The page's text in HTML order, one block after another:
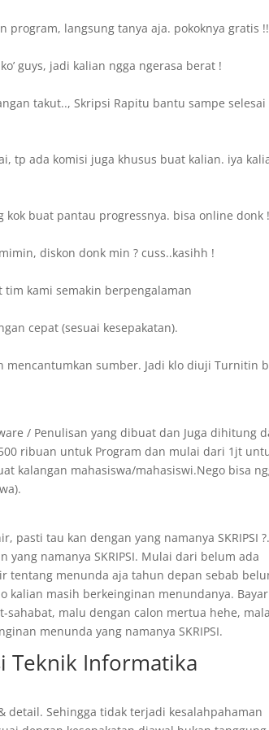
langsung tanya aja. pokoknya gratis !!
guys, jadi kalian ngga ngerasa berat !
takut.., Skripsi Rapitu bantu sampe selesai
tp ada komisi juga khusus buat kalian. iya
buat pantau progressnya. bisa online donk !
diskon donk min ? cuss..kasihh !
kami semakin berpengalaman
cepat (sesuai kesepakatan).
mencantumkan sumber. Jadi klo diuji Turnitin
/ Penulisan yang dibuat dan Juga dihitung
ribuan untuk Program dan mulai dari 1jt
kalangan mahasiswa/mahasiswi.Nego bisa
pasti tau kan dengan yang namanya SKRIPSI ?.
namanya SKRIPSI. Mulai dari belum ada
tentang menunda aja tahun depan sebab
kalian masih berkeinginan menundanya. Bayar
malu dengan calon mertua hehe,
menunda yang namanya SKRIPSI.
Teknik Informatika
detail. Sehingga tidak terjadi kesalahpahaman